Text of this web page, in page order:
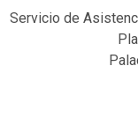
Servicio de